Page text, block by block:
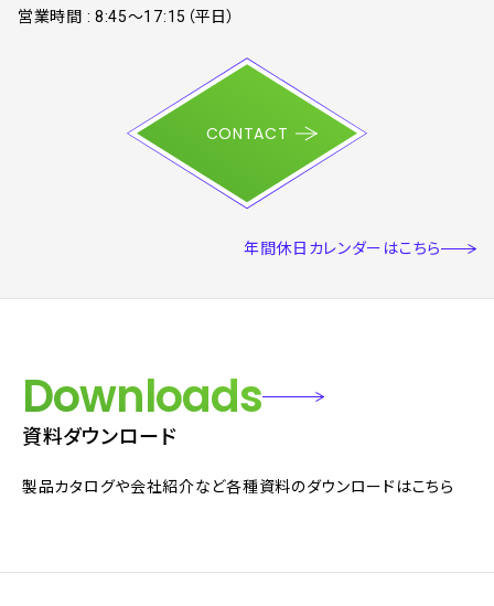
営業時間 : 8:45～17:15（平日）
CONTACT
年間休日カレンダー はこちら
Downloads
資料ダウンロード
製品カタログや会社紹介など各種資料のダウンロードはこちら